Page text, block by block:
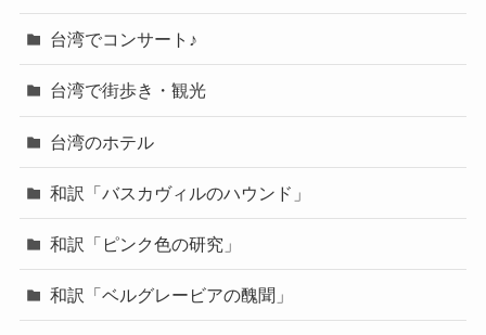
台湾でコンサート♪
台湾で街歩き・観光
台湾のホテル
和訳「バスカヴィルのハウンド」
和訳「ピンク色の研究」
和訳「ベルグレービアの醜聞」